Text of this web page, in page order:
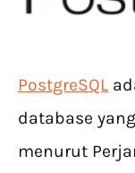
PostgreSQL
database
menurut